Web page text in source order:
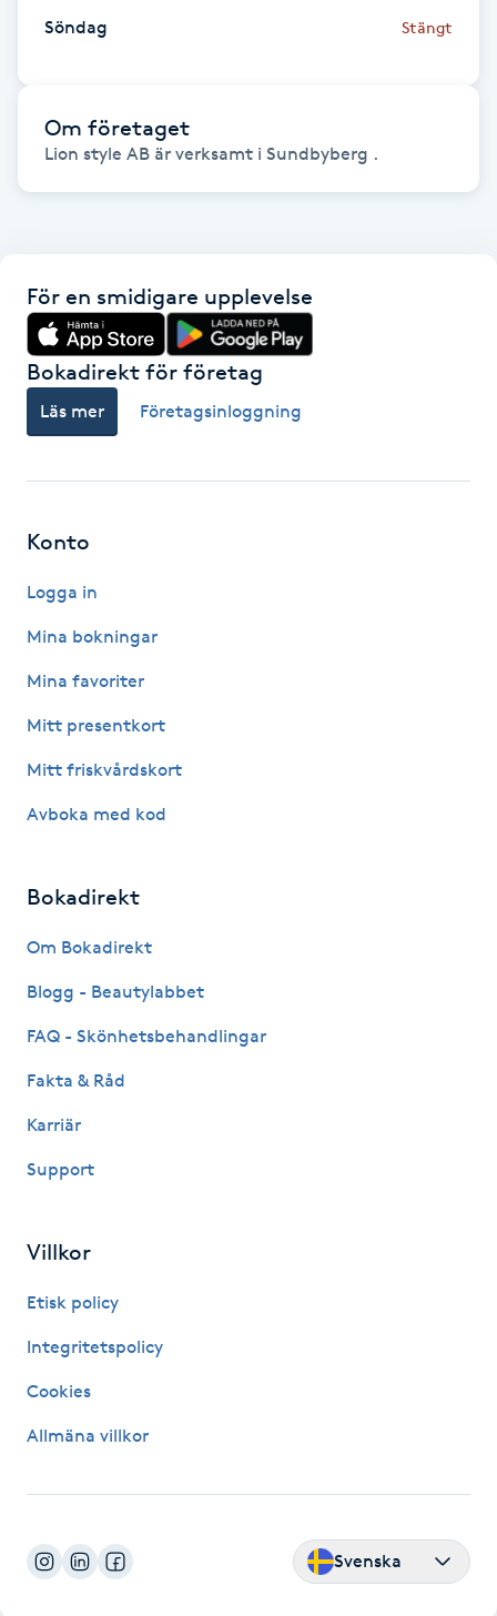
Headspa
Healing
Hot Stone Massage
Hudföryngring
Huduppstramning
Hyaluronsyra
Hyperhidros
Hypnos
Hårborttagning
Hårförlängning
Hårvård
Hälsa
Hälsprickor
Söndag Stängt
Om företaget
Lion style AB är verksamt i Sundbyberg .
För en smidigare upplevelse
Bokadirekt för företag
Läs mer Företagsinloggning
Konto
Logga in
Mina bokningar
Mina favoriter
Mitt presentkort
Mitt friskvårdskort
Avboka med kod
Bokadirekt
Om Bokadirekt
Blogg - Beautylabbet
FAQ - Skönhetsbehandlingar
Fakta & Råd
Karriär
Support
Villkor
Etisk policy
Integritetspolicy
Cookies
Allmäna villkor
Svenska